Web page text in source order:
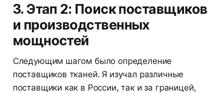
3. Этап 2: Поиск поставщиков
и производственных
мощностей
Следующим шагом было определение
поставщиков тканей. Я изучал различные
поставщики как в России, так и за границей,